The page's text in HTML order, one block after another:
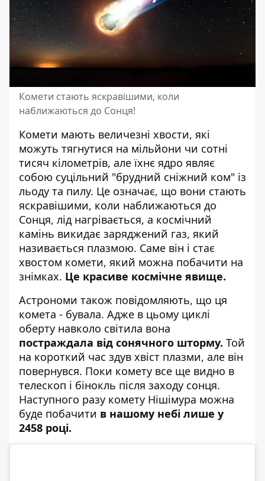
Комети стають яскравішими, коли
наближаються до Сонця!
Комети мають величезні хвости, які
можуть тягнутися на мільйони чи сотні
тисяч кілометрів, але їхнє ядро являє
собою суцільний "брудний сніжний ком" із
льоду та пилу. Це означає, що вони стають
яскравішими, коли наближаються до
Сонця, лід нагрівається, а космічний
камінь викидає заряджений газ, який
називається плазмою. Саме він і стає
хвостом комети, який можна побачити на
знімках. Це красиве космічне явище.
Астрономи також повідомляють, що ця
комета - бувала. Адже в цьому циклі
оберту навколо світила вона
постраждала від сонячного шторму. Той
на короткий час здув хвіст плазми, але він
повернувся. Поки комету все ще видно в
телескоп і бінокль після заходу сонця.
Наступного разу комету Нішімура можна
буде побачити в нашому небі лише у
2458 році.